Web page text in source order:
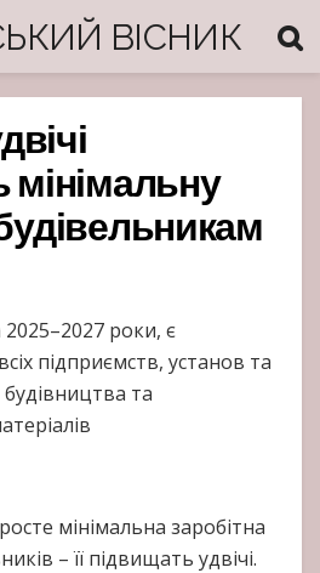
ВІСНИК
роки, є
підприємств, установ та
будівництва та
мінімальна заробітна
– її підвищать удвічі.